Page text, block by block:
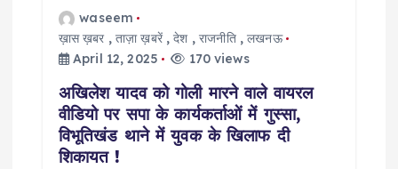
waseem
ख़ास ख़बर ,ताज़ा ख़बरें,देश ,राजनीति,लखनऊ
April 12, 2025
170 views
अखिलेश यादव को गोली मारने वाले वायरल
वीडियो पर सपा के कार्यकर्ताओं में गुस्सा,
विभूतिखंड थाने में युवक के खिलाफ दी
शिकायत !